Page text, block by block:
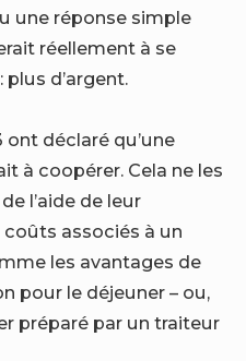
une réponse simple
réellement à se
d’argent.
ont déclaré qu’une
à coopérer. Cela ne les
l’aide de leur
associés à un
les avantages de
pour le déjeuner – ou,
préparé par un traiteur